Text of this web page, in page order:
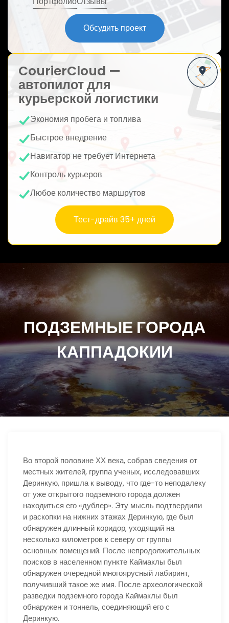
Обсудить проект
CourierCloud —
автопилот для
курьерской логистики
Экономия пробега и топлива
Быстрое внедрение
Навигатор не требует Интернета
Контроль курьеров
Любое количество маршрутов
Тест-драйв 35+ дней
ПОДЗЕМНЫЕ ГОРОДА
КАППАДОКИИ
Во второй половине ХХ века, собрав сведения от
местных жителей, группа ученых, исследовавших
Деринкую, пришла к выводу, что где-то неподалеку
от уже открытого подземного города должен
находиться его «дублер». Эту мысль подтвердили
и раскопки на нижних этажах Деринкую, где был
обнаружен длинный коридор, уходящий на
несколько километров к северу от группы
основных помещений. После непродолжительных
поисков в населенном пункте Каймаклы был
обнаружен очередной многоярусный лабиринт,
получивший такое же имя. После археологической
разведки подземного города Каймаклы был
обнаружен и тоннель, соединяющий его с
Деринкую.